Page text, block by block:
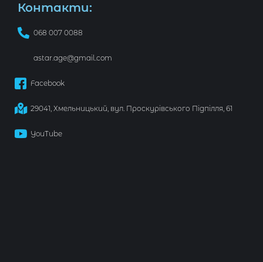
Контакти:
068 007 0088
astar.age@gmail.com
Facebook
29041, Хмельницький, вул. Проскурівського Підпілля, 61
YouTube